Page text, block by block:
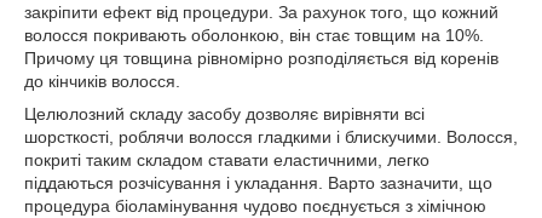
закріпити ефект від процедури. За рахунок того, що кожний
волосся покривають оболонкою, він стає товщим на 10%.
Причому ця товщина рівномірно розподіляється від коренів
до кінчиків волосся.
Целюлозний складу засобу дозволяє вирівняти всі
шорсткості, роблячи волосся гладкими і блискучими. Волосся,
покриті таким складом ставати еластичними, легко
піддаються розчісування і укладання. Варто зазначити, що
процедура біоламінування чудово поєднується з хімічною